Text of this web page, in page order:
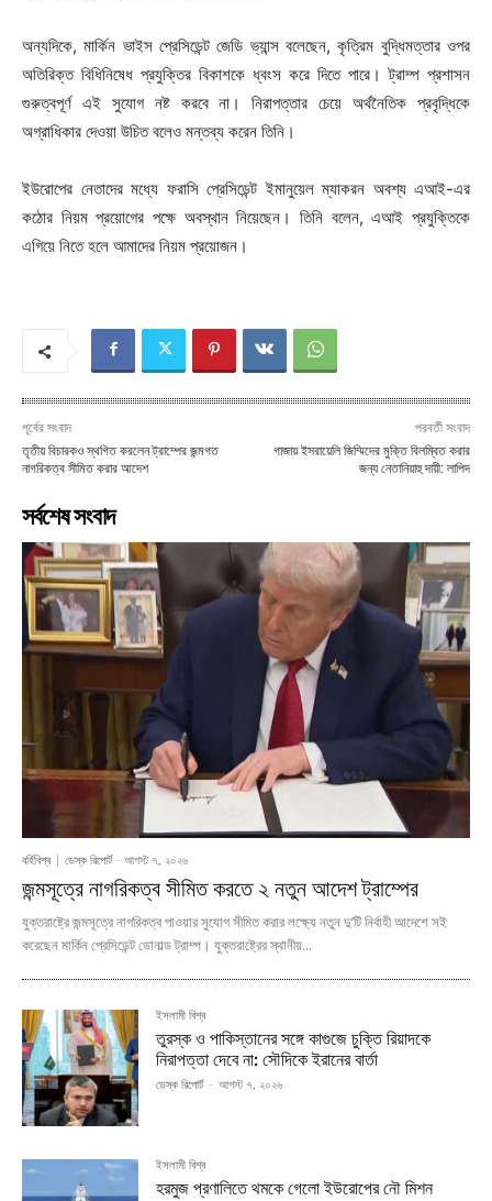
অন্যদিকে, মার্কিন ভাইস প্রেসিডেন্ট জেডি ভ্যান্স বলেছেন, কৃত্রিম বুদ্ধিমত্তার ওপর
অতিরিক্ত বিধিনিষেধ প্রযুক্তির বিকাশকে ধ্বংস করে দিতে পারে। ট্রাম্প প্রশাসন
গুরুত্বপূর্ণ এই সুযোগ নষ্ট করবে না। নিরাপত্তার চেয়ে অর্থনৈতিক প্রবৃদ্ধিকে
অগ্রাধিকার দেওয়া উচিত বলেও মন্তব্য করেন তিনি।
ইউরোপের নেতাদের মধ্যে ফরাসি প্রেসিডেন্ট ইমানুয়েল ম্যাকরন অবশ্য এআই-এর
কঠোর নিয়ম প্রয়োগের পক্ষে অবস্থান নিয়েছেন। তিনি বলেন, এআই প্রযুক্তিকে
এগিয়ে নিতে হলে আমাদের নিয়ম প্রয়োজন।
পূর্বের সংবাদ
তৃতীয় বিচারকও স্থগিত করলেন ট্রাম্পের জন্মগত
নাগরিকত্ব সীমিত করার আদেশ
পরবর্তী সংবাদ
গাজায় ইসরায়েলি জিম্মিদের মুক্তি বিলম্বিত করার
জন্য নেতানিয়াহু দায়ী: লাপিদ
সর্বশেষ সংবাদ
বর্হিবিশ্ব ডেস্ক রিপোর্ট - আগস্ট ৭, ২০২৬
জন্মসূত্রে নাগরিকত্ব সীমিত করতে ২ নতুন আদেশ ট্রাম্পের
যুক্তরাষ্ট্রে জন্মসূত্রে নাগরিকত্ব পাওয়ার সুযোগ সীমিত করার লক্ষ্যে নতুন দু’টি নির্বাহী আদেশে সই
করেছেন মার্কিন প্রেসিডেন্ট ডোনাল্ড ট্রাম্প। যুক্তরাষ্ট্রের স্থানীয়...
ইসলামী বিশ্ব
তুরস্ক ও পাকিস্তানের সঙ্গে কাগুজে চুক্তি রিয়াদকে
নিরাপত্তা দেবে না: সৌদিকে ইরানের বার্তা
ডেস্ক রিপোর্ট - আগস্ট ৭, ২০২৬
ইসলামী বিশ্ব
হরমুজ প্রণালিতে থমকে গেলো ইউরোপের নৌ মিশন